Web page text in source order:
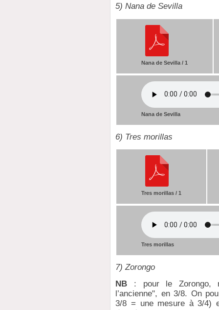
5) Nana de Sevilla
Nana de Sevilla / 1
Nana de Sevilla
6) Tres morillas
Tres morillas / 1
Tres morillas
7) Zorongo
NB : pour le Zorongo,
l’ancienne", en 3/8. On
3/8 = une mesure à 3/4)